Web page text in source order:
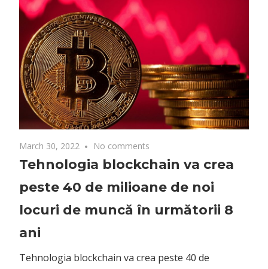
March 30, 2022 No comments
Tehnologia blockchain va crea
peste 40 de milioane de noi
locuri de muncă în următorii 8
ani
Tehnologia blockchain va crea peste 40 de